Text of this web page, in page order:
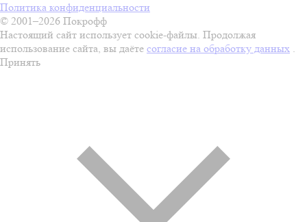
Политика конфиденциальности
© 2001–2026 Покрофф
Настоящий сайт использует cookie-файлы. Продолжая
использование сайта, вы даёте согласие на обработку данных .
Принять